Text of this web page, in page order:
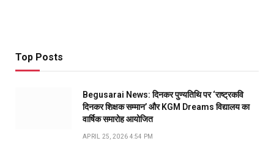
Top Posts
Begusarai News: दिनकर पुण्यतिथि पर ‘राष्ट्रकवि
दिनकर शिक्षक सम्मान’ और KGM Dreams विद्यालय का
वार्षिक समारोह आयोजित
APRIL 25, 2026 4:54 PM